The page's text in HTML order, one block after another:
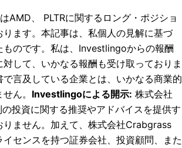
AMD、 PLTRに関するロング・ポジショ
ます。 本記事は、私個人の見解に基づ
ものです。私は、Investlingoからの報酬
して、いかなる報酬も受け取っておりま
言及している企業とは、いかなる商業的
ん。 Investlingoによる開示: 株式会社
投資に関する推奨やアドバイスを提供す
りません。加えて、株式会社Crabgrass
センスを持つ証券会社、投資顧問、また